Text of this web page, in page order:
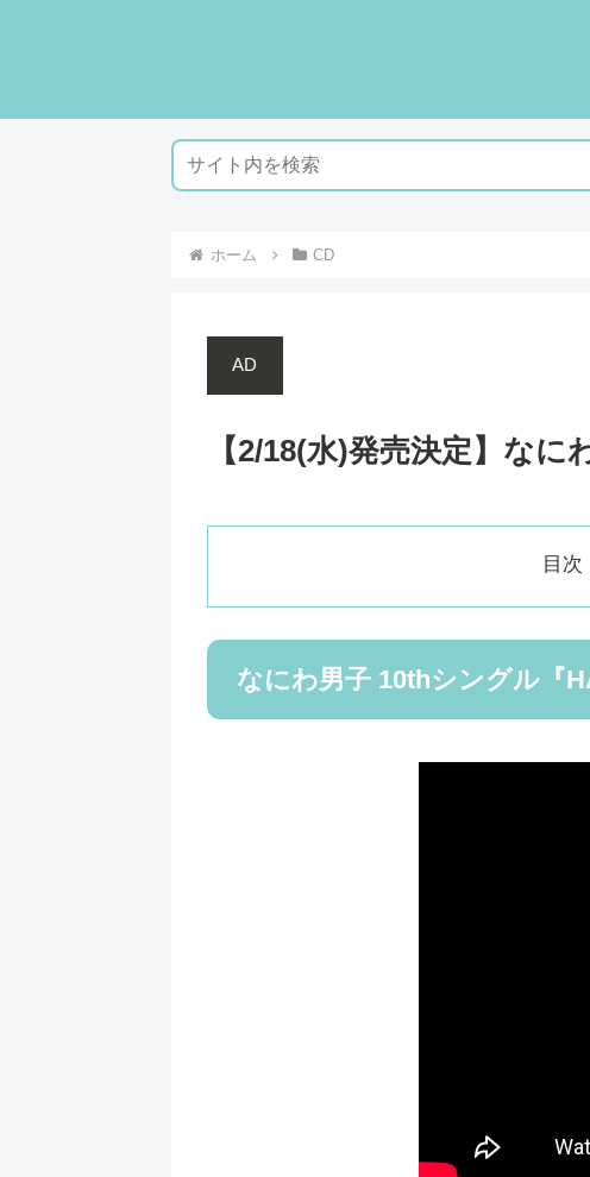
ホーム CD
AD
【2/18(水)発売決定】な
目次
なにわ男子 10thシングル『